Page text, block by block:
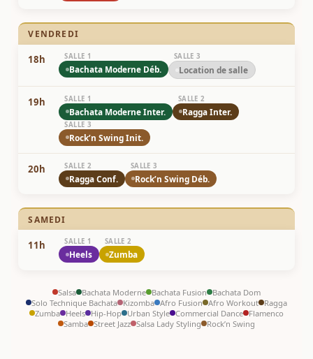
VENDREDI
18h SALLE 1
Bachata Moderne Déb.
SALLE 3
Location de salle
19h SALLE 1
Bachata Moderne Inter.
SALLE 2
Ragga Inter.
SALLE 3
Rock’n Swing Init.
20h SALLE 2
Ragga Conf.
SALLE 3
Rock’n Swing Déb.
SAMEDI
11h SALLE 1
Heels
SALLE 2
Zumba
Salsa Bachata Moderne Bachata Fusion
Bachata Dom
Solo Technique Bachata Kizomba Afro Fusion Afro Workout Ragga
Zumba Heels Hip-Hop Urban Style Commercial Dance Flamenco
Samba Street Jazz Salsa Lady Styling Rock’n Swing